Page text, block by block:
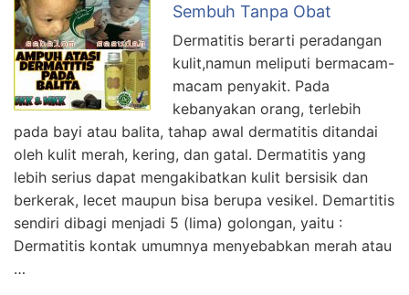
Sembuh Tanpa Obat
Dermatitis berarti peradangan
kulit,namun meliputi bermacam-
macam penyakit. Pada
kebanyakan orang, terlebih
pada bayi atau balita, tahap awal dermatitis ditandai
oleh kulit merah, kering, dan gatal. Dermatitis yang
lebih serius dapat mengakibatkan kulit bersisik dan
berkerak, lecet maupun bisa berupa vesikel. Demartitis
sendiri dibagi menjadi 5 (lima) golongan, yaitu :
Dermatitis kontak umumnya menyebabkan merah atau
…